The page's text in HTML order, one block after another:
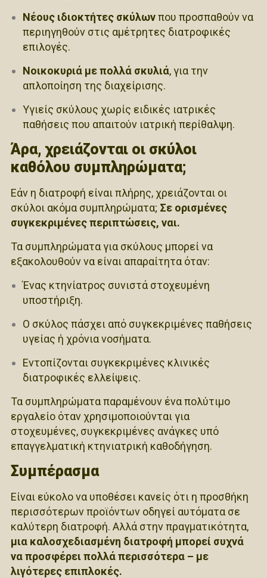
Νέους ιδιοκτήτες σκύλωνπου προσπαθούν να
περιηγηθούν στις αμέτρητες διατροφικές
επιλογές.
Νοικοκυριά με πολλά σκυλιά, για την
απλοποίηση της διαχείρισης.
Υγιείς σκύλους χωρίς ειδικές ιατρικές
παθήσεις που απαιτούν ιατρική περίθαλψη.
Άρα, χρειάζονται οι σκύλοι
καθόλου συμπληρώματα;
Εάν η διατροφή είναι πλήρης, χρειάζονται οι
σκύλοι ακόμα συμπληρώματα; Σε ορισμένες
συγκεκριμένες περιπτώσεις, ναι.
Τα συμπληρώματα για σκύλους μπορεί να
εξακολουθούν να είναι απαραίτητα όταν:
Ένας κτηνίατρος συνιστά στοχευμένη
υποστήριξη.
Ο σκύλος πάσχει από συγκεκριμένες παθήσεις
υγείας ή χρόνια νοσήματα.
Εντοπίζονται συγκεκριμένες κλινικές
διατροφικές ελλείψεις.
Τα συμπληρώματα παραμένουν ένα πολύτιμο
εργαλείο όταν χρησιμοποιούνται για
στοχευμένες, συγκεκριμένες ανάγκες υπό
επαγγελματική κτηνιατρική καθοδήγηση.
Συμπέρασμα
Είναι εύκολο να υποθέσει κανείς ότι η προσθήκη
περισσότερων προϊόντων οδηγεί αυτόματα σε
καλύτερη διατροφή. Αλλά στην πραγματικότητα,
μια καλοσχεδιασμένη διατροφή μπορεί συχνά
να προσφέρει πολλά περισσότερα – με
λιγότερες επιπλοκές.